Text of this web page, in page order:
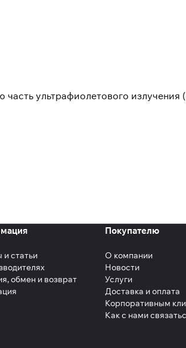
ультрафиолетового излучения
статьи
обмен и возврат
Покупателю
О компании
Новости
Услуги
Доставка и оплата
Корпоративным
Как с нами